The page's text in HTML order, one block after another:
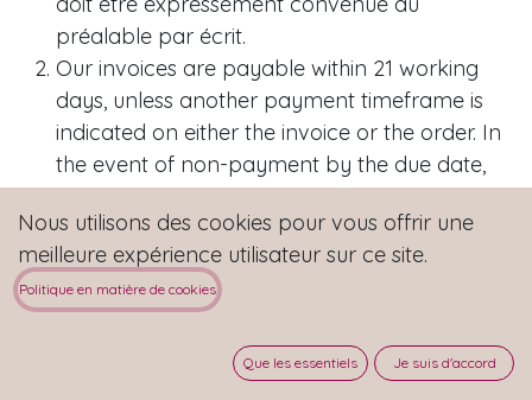
préalable par écrit.
Our invoices are payable within 21 working
days, unless another payment timeframe is
indicated on either the invoice or the order. In
the event of non-payment by the due date,
My Company reserves the right to request a
fixed interest payment amounting to 10% of
the sum remaining due. My Company will be
authorized to suspend any provision of
If a payment is still outstanding more than
Nous utilisons des cookies pour vous offrir une
meilleure expérience utilisateur sur ce site.
Politique en matière de cookies
Que les essentiels Je suis d'accord